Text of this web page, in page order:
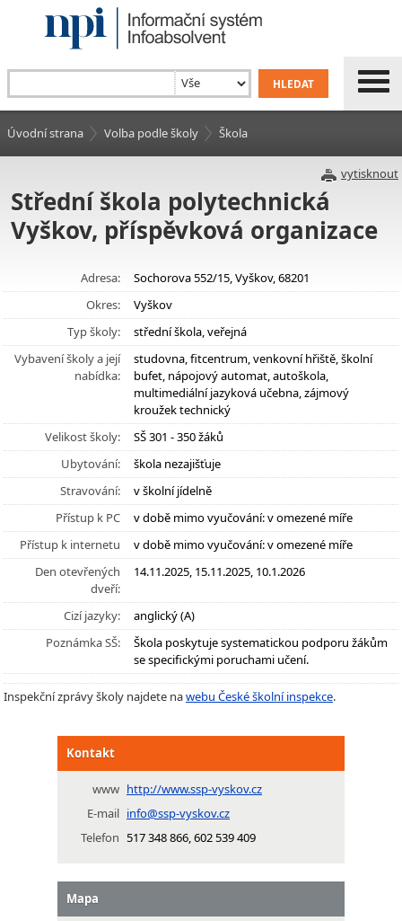
Úvodní strana Volba podle školy Škola
vytisknout
Střední škola polytechnická
Vyškov, příspěvková organizace
Adresa:
Sochorova 552/15, Vyškov, 68201
Okres:
Vyškov
Typ školy:
střední škola, veřejná
Vybavení školy a její
nabídka:
studovna, fitcentrum, venkovní hřiště, školní
bufet, nápojový automat, autoškola,
multimediální jazyková učebna, zájmový
kroužek technický
Velikost školy:
SŠ 301 - 350 žáků
Ubytování:
škola nezajišťuje
Stravování:
v školní jídelně
Přístup k PC
v době mimo vyučování: v omezené míře
Přístup k internetu
v době mimo vyučování: v omezené míře
Den otevřených
dveří:
14.11.2025, 15.11.2025, 10.1.2026
Cizí jazyky:
anglický (A)
Poznámka SŠ:
Škola poskytuje systematickou podporu žákům
se specifickými poruchami učení.
Inspekční zprávy školy najdete nawebu České školní inspekce.
Kontakt
www http://www.ssp-vyskov.cz
E-mail info@ssp-vyskov.cz
Telefon 517 348 866, 602 539 409
Mapa